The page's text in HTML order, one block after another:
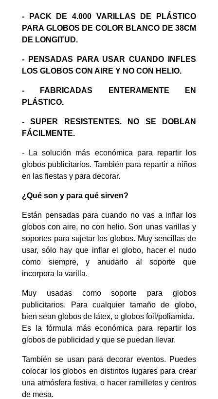
- PACK DE 4.000 VARILLAS DE PLÁSTICO
PARA GLOBOS DE COLOR BLANCO DE 38CM
DE LONGITUD.
- PENSADAS PARA USAR CUANDO INFLES
LOS GLOBOS CON AIRE Y NO CON HELIO.
- FABRICADAS ENTERAMENTE EN
PLÁSTICO.
- SUPER RESISTENTES. NO SE DOBLAN
FÁCILMENTE.
- La solución más económica para repartir los
globos publicitarios. También para repartir a niños
en las fiestas y para decorar.
¿Qué son y para qué sirven?
Están pensadas para cuando no vas a inflar los
globos con aire, no con helio. Son unas varillas y
soportes para sujetar los globos. Muy sencillas de
usar, sólo hay que inflar el globo, hacer el nudo
como siempre, y anudarlo al soporte que
incorpora la varilla.
Muy usadas como soporte para globos
publicitarios. Para cualquier tamaño de globo,
bien sean globos de látex, o globos foil/poliamida.
Es la fórmula más económica para repartir los
globos de publicidad y que se puedan llevar.
También se usan para decorar eventos. Puedes
colocar los globos en distintos lugares para crear
una atmósfera festiva, o hacer ramilletes y centros
de mesa.